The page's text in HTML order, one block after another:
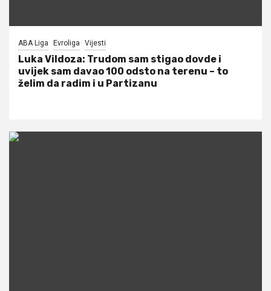
ABA Liga Evroliga Vijesti
Luka Vildoza: Trudom sam stigao dovde i
uvijek sam davao 100 odsto na terenu – to
želim da radim i u Partizanu